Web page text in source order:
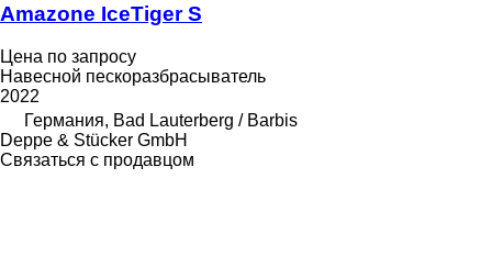
Amazone IceTiger S
Цена по запросу
Навесной пескоразбрасыватель
2022
Германия, Bad Lauterberg / Barbis
Deppe & Stücker GmbH
Связаться с продавцом